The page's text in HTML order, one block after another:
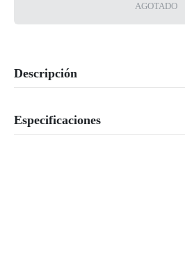
AGOTADO
Descripción
Especificaciones